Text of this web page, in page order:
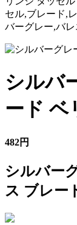
セル,ブレード,
バーグレー,バ
シルバ
ード ベ
482円
シルバー
ス ブレー